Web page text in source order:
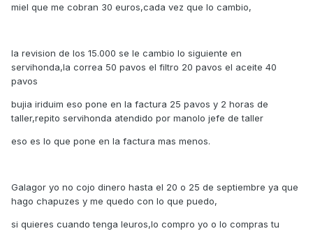
miel que me cobran 30 euros,cada vez que lo cambio,
la revision de los 15.000 se le cambio lo siguiente en
servihonda,la correa 50 pavos el filtro 20 pavos el aceite 40
pavos
bujia iriduim eso pone en la factura 25 pavos y 2 horas de
taller,repito servihonda atendido por manolo jefe de taller
eso es lo que pone en la factura mas menos.
Galagor yo no cojo dinero hasta el 20 o 25 de septiembre ya que
hago chapuzes y me quedo con lo que puedo,
si quieres cuando tenga leuros,lo compro yo o lo compras tu